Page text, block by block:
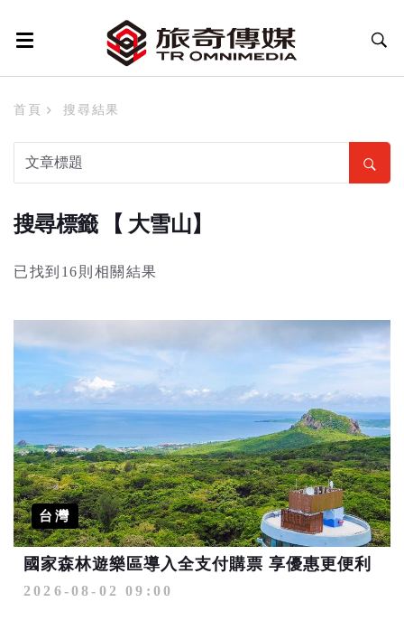
首頁 搜尋結果
搜尋標籤 【 大雪山】
已找到16則相關結果
台灣
國家森林遊樂區導入全支付購票 享優惠更便利
2026-08-02 09:00